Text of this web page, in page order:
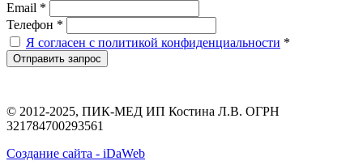
Email *
Телефон *
Я согласен с политикой конфиденциальности *
Отправить запрос
© 2012-2025, ПИК-МЕД ИП Костина Л.В. ОГРН
321784700293561
Создание сайта - iDaWeb